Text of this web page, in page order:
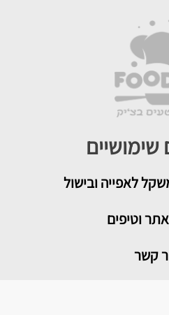
שימושיים
לאפייה ובישול
וטיפים
קשר